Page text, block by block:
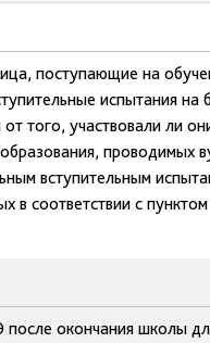
поступающие на
испытания
того, участвовали ли
проводимых
вступительным
в соответствии с
окончания школы